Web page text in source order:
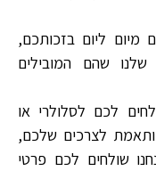
מיום ליום בזכותכם,
שלנו שהם המובילים
לכם לסלולרי או
לצרכים שלכם,
שולחים לכם פרטי